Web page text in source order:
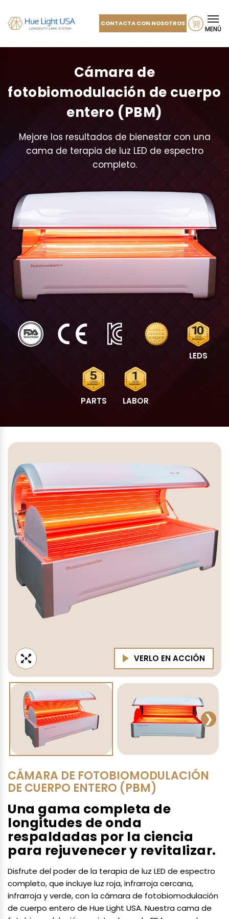
CONTACTA CON NOSOTROS
MENÚ
Cámara de
fotobiomodulación de cuerpo
entero (PBM)
Mejore los resultados de bienestar con una
cama de terapia de luz LED de espectro
completo.
LEDS
PARTS LABOR
VERLO EN ACCIÓN
CÁMARA DE FOTOBIOMODULACIÓN
DE CUERPO ENTERO (PBM)
Una gama completa de
longitudes de onda
respaldadas por la ciencia
para rejuvenecer y revitalizar.
Disfrute del poder de la terapia de luz LED de espectro
completo, que incluye luz roja, infrarroja cercana,
infrarroja y verde, con la cámara de fotobiomodulación
de cuerpo entero de Hue Light USA. Nuestra cama de